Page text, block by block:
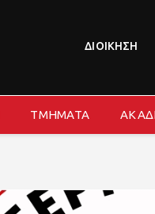
ΔΙΟΙΚΗΣΗ
ΤΜΗΜΑΤΑ